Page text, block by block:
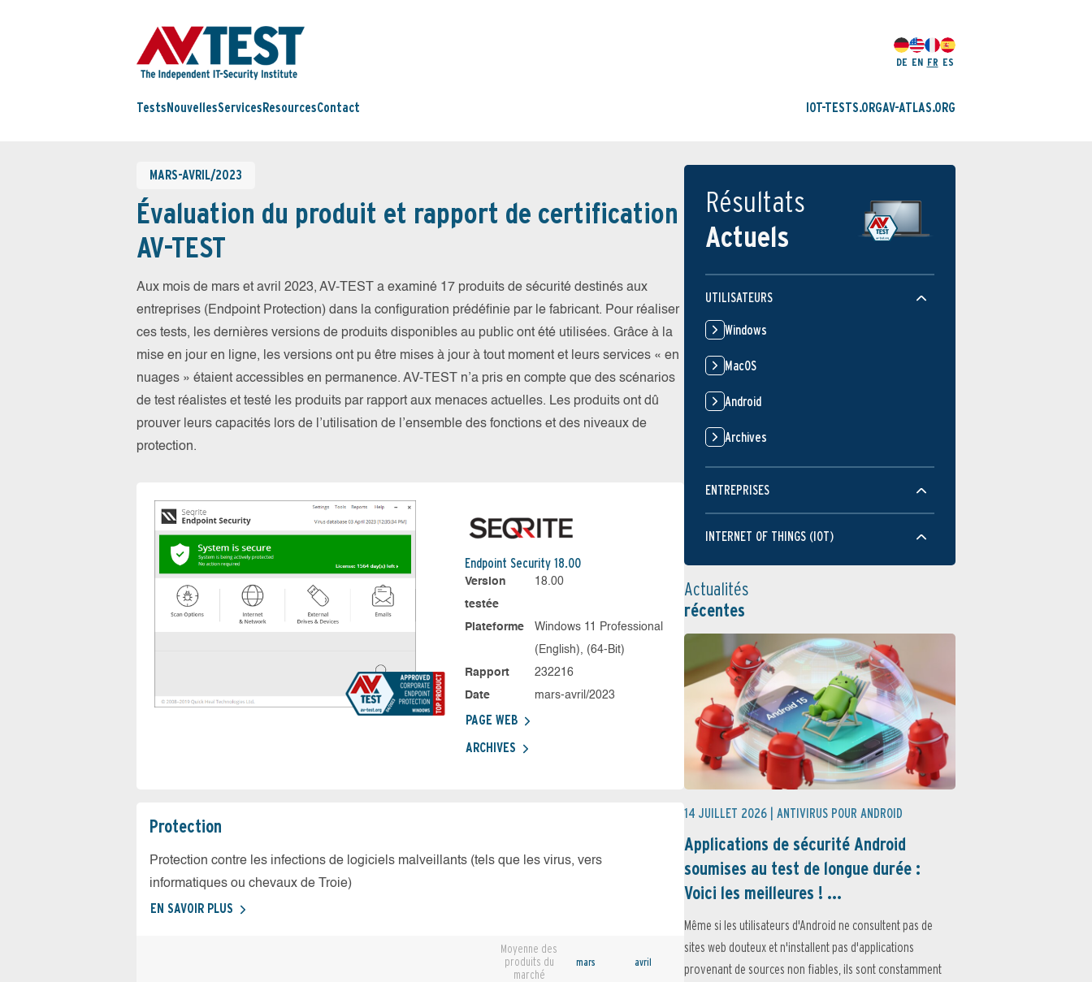
DE EN FR ES
Tests NouvellesServices ResourcesContact IOT-TESTS.ORGAV-ATLAS.ORG
MARS-AVRIL/2023
Évaluation du produit et rapport de certification
AV-TEST
Aux mois de mars et avril 2023, AV-TEST a examiné 17 produits de sécurité destinés aux
entreprises (Endpoint Protection) dans la configuration prédéfinie par le fabricant. Pour réaliser
ces tests, les dernières versions de produits disponibles au public ont été utilisées. Grâce à la
mise en jour en ligne, les versions ont pu être mises à jour à tout moment et leurs services « en
nuages » étaient accessibles en permanence. AV-TEST n’a pris en compte que des scénarios
de test réalistes et testé les produits par rapport aux menaces actuelles. Les produits ont dû
prouver leurs capacités lors de l’utilisation de l’ensemble des fonctions et des niveaux de
protection.
Endpoint Security 18.00
Version
testée
18.00
Plateforme
Windows 11 Professional
(English), (64-Bit)
Rapport
232216
Date
mars-avril/2023
PAGE WEB
ARCHIVES
Protection
Protection contre les infections de logiciels malveillants (tels que les virus, vers
informatiques ou chevaux de Troie)
EN SAVOIR PLUS
Moyenne des
produits du
marché
mars avril
Résultats
Actuels
UTILISATEURS
Windows
MacOS
Android
Archives
ENTREPRISES
INTERNET OF THINGS (IOT)
Actualités
récentes
14 JUILLET 2026 | ANTIVIRUS POUR ANDROID
Applications de sécurité Android
soumises au test de longue durée :
Voici les meilleures ! ...
Même si les utilisateurs d'Android ne consultent pas de
sites web douteux et n'installent pas d'applications
provenant de sources non fiables, ils sont constamment